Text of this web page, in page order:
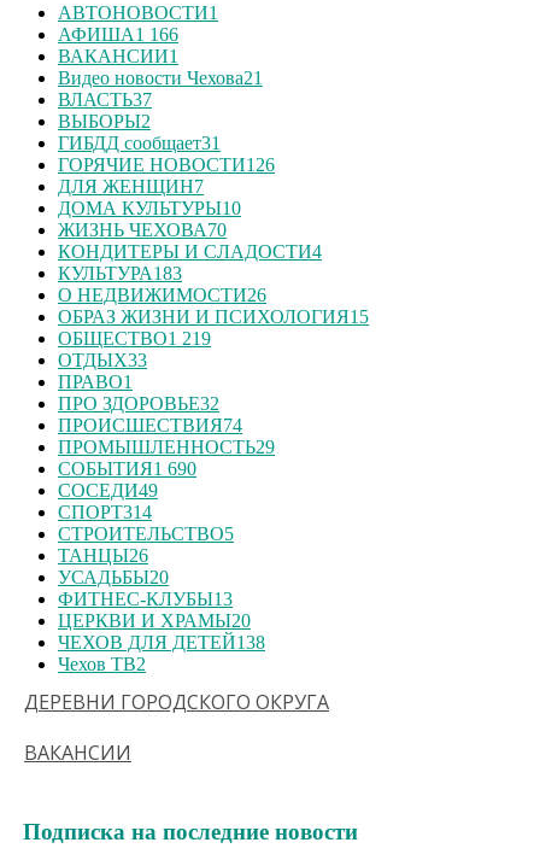
АВТОНОВОСТИ1
АФИША1 166
ВАКАНСИИ1
Видео новости Чехова21
ВЛАСТЬ37
ВЫБОРЫ2
ГИБДД сообщает31
ГОРЯЧИЕ НОВОСТИ126
ДЛЯ ЖЕНЩИН7
ДОМА КУЛЬТУРЫ10
ЖИЗНЬ ЧЕХОВА70
КОНДИТЕРЫ И СЛАДОСТИ4
КУЛЬТУРА183
О НЕДВИЖИМОСТИ26
ОБРАЗ ЖИЗНИ И ПСИХОЛОГИЯ15
ОБЩЕСТВО1 219
ОТДЫХ33
ПРАВО1
ПРО ЗДОРОВЬЕ32
ПРОИСШЕСТВИЯ74
ПРОМЫШЛЕННОСТЬ29
СОБЫТИЯ1 690
СОСЕДИ49
СПОРТ314
СТРОИТЕЛЬСТВО5
ТАНЦЫ26
УСАДЬБЫ20
ФИТНЕС-КЛУБЫ13
ЦЕРКВИ И ХРАМЫ20
ЧЕХОВ ДЛЯ ДЕТЕЙ138
Чехов ТВ2
ДЕРЕВНИ ГОРОДСКОГО ОКРУГА
ВАКАНСИИ
Подписка на последние новости